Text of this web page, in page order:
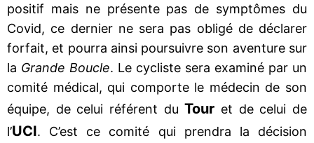
positif mais ne présente pas de symptômes du
Covid, ce dernier ne sera pas obligé de déclarer
forfait, et pourra ainsi poursuivre son aventure sur
la Grande Boucle. Le cycliste sera examiné par un
comité médical, qui comporte le médecin de son
équipe, de celui référent duTour et de celui de
l’UCI. C’est ce comité qui prendra la décision